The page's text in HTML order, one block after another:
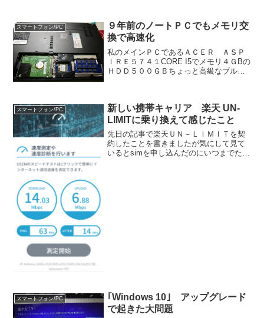
続は快適そのもの。今回は実際に...
スマートフォン/PC
９年前のノートＰＣでもメモリ交
換で高速化
私のメインＰＣであるＡＣＥＲ ＡＳＰ
ＩＲＥ５７４１CORE I5でメモリ４ＧBの
ＨＤＤ５００ＧＢちょっと高級なブルー
見のスペックは...
スマートフォン/PC
新しい携帯キャリア 楽天 UN-
LIMITに乗り換えて感じたこと
先日の記事で楽天ＵＮ－ＬＩＭＩＴを契
約したことを書きましたが気にして見て
いるとsimを申し込んだのにいつまでたっ
スマートフォン/PC
｢Windows 10｣ アップグレード
で起きた大問題